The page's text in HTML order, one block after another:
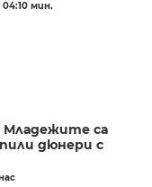
04:10 мин.
са
дюнери с